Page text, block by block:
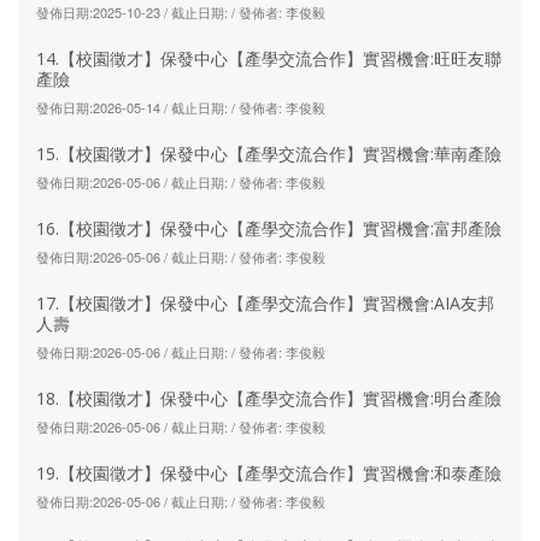
發佈日期:2025-10-23 / 截止日期: / 發佈者: 李俊毅
14.【校園徵才】保發中心【產學交流合作】實習機會:旺旺友聯
產險
發佈日期:2026-05-14 / 截止日期: / 發佈者: 李俊毅
15.【校園徵才】保發中心【產學交流合作】實習機會:華南產險
發佈日期:2026-05-06 / 截止日期: / 發佈者: 李俊毅
16.【校園徵才】保發中心【產學交流合作】實習機會:富邦產險
發佈日期:2026-05-06 / 截止日期: / 發佈者: 李俊毅
17.【校園徵才】保發中心【產學交流合作】實習機會:AIA友邦
人壽
發佈日期:2026-05-06 / 截止日期: / 發佈者: 李俊毅
18.【校園徵才】保發中心【產學交流合作】實習機會:明台產險
發佈日期:2026-05-06 / 截止日期: / 發佈者: 李俊毅
19.【校園徵才】保發中心【產學交流合作】實習機會:和泰產險
發佈日期:2026-05-06 / 截止日期: / 發佈者: 李俊毅